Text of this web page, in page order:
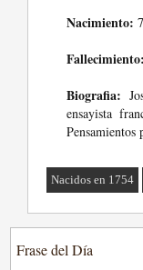
Nacimiento:
Fallecimiento:
Biografia:
ensayista
Pensamientos
Nacidos en 1754
Frase del Día